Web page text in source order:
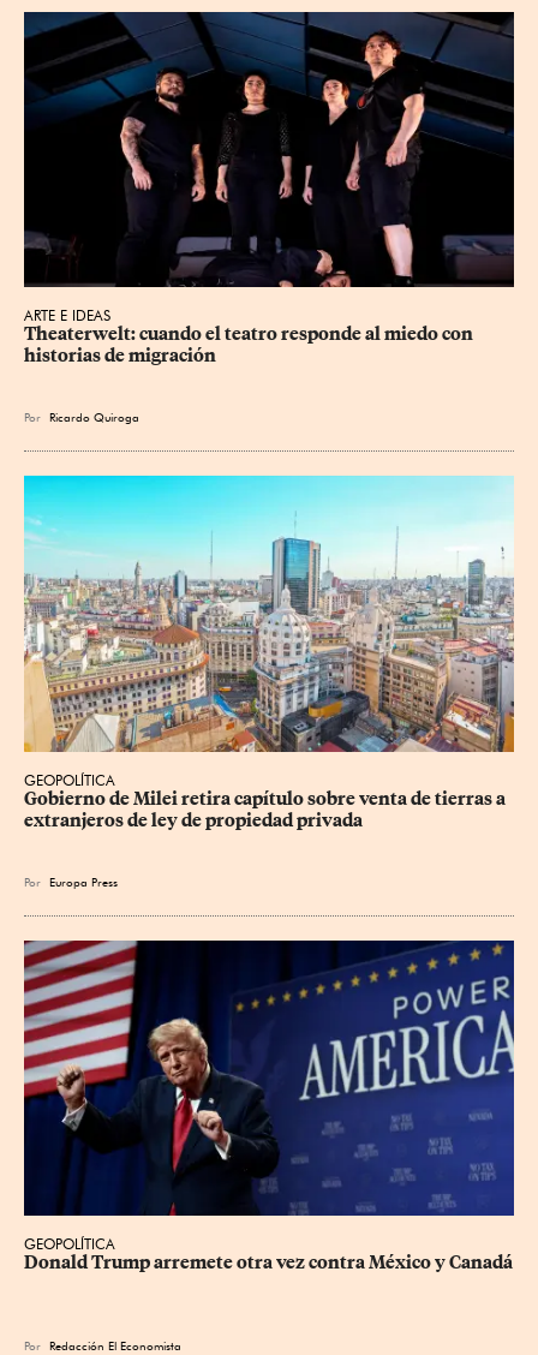
ARTE E IDEAS
Theaterwelt: cuando el teatro responde al miedo con
historias de migración
Por Ricardo Quiroga
GEOPOLÍTICA
Gobierno de Milei retira capítulo sobre venta de tierras a
extranjeros de ley de propiedad privada
Por Europa Press
GEOPOLÍTICA
Donald Trump arremete otra vez contra México y Canadá
Por Redacción El Economista